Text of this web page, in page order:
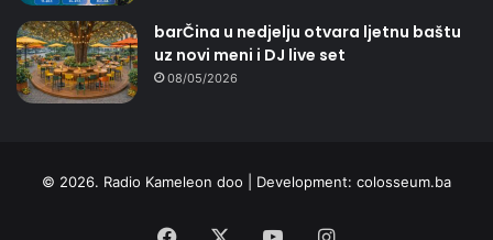
barČina u nedjelju otvara ljetnu baštu
uz novi meni i DJ live set
08/05/2026
© 2026. Radio Kameleon doo | Development: colosseum.ba